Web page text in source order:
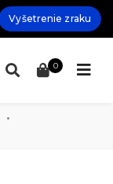
Vyšetrenie zraku
0